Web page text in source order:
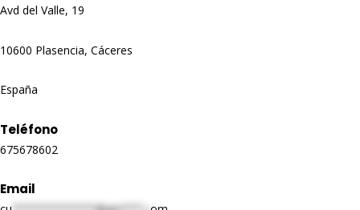
Avd del Valle, 19
10600 Plasencia, Cáceres
España
Teléfono
675678602
Email